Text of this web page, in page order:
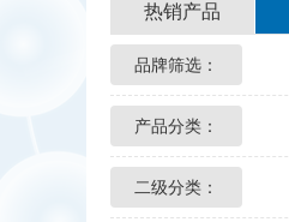
热销产品
品牌筛选：
产品分类：
二级分类：